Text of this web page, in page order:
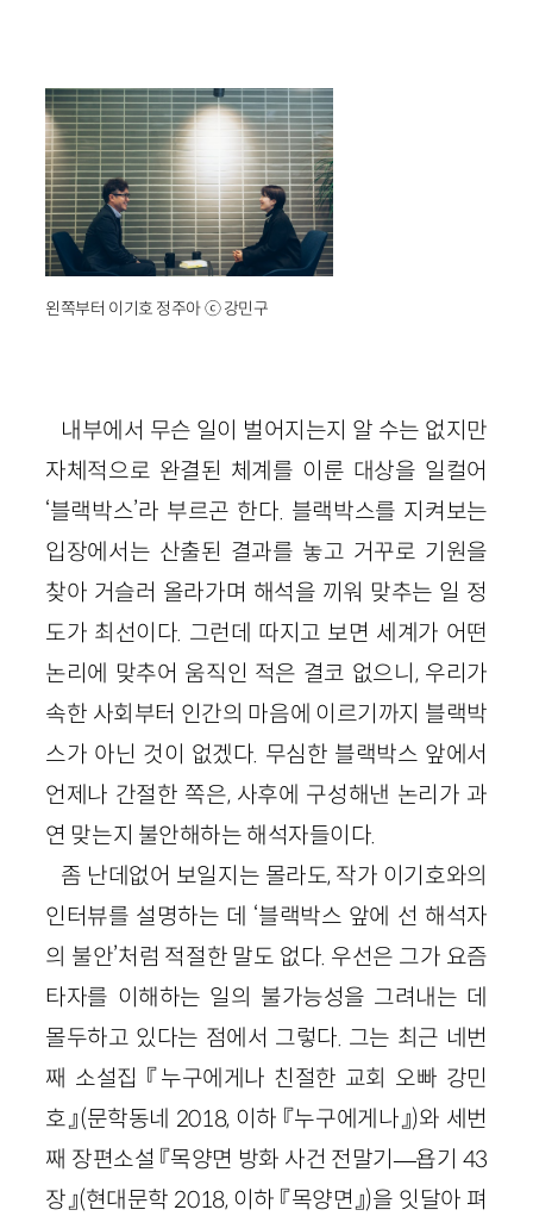
왼쪽부터 이기호 정주아 ⓒ 강민구
내부에서 무슨 일이 벌어지는지 알 수는 없지만
자체적으로 완결된 체계를 이룬 대상을 일컬어
‘블랙박스’라 부르곤 한다. 블랙박스를 지켜보는
입장에서는 산출된 결과를 놓고 거꾸로 기원을
찾아 거슬러 올라가며 해석을 끼워 맞추는 일 정
도가 최선이다. 그런데 따지고 보면 세계가 어떤
논리에 맞추어 움직인 적은 결코 없으니, 우리가
속한 사회부터 인간의 마음에 이르기까지 블랙박
스가 아닌 것이 없겠다. 무심한 블랙박스 앞에서
언제나 간절한 쪽은, 사후에 구성해낸 논리가 과
연 맞는지 불안해하는 해석자들이다.
좀 난데없어 보일지는 몰라도, 작가 이기호와의
인터뷰를 설명하는 데 ‘블랙박스 앞에 선 해석자
의 불안’처럼 적절한 말도 없다. 우선은 그가 요즘
타자를 이해하는 일의 불가능성을 그려내는 데
몰두하고 있다는 점에서 그렇다. 그는 최근 네번
째 소설집 『누구에게나 친절한 교회 오빠 강민
호』(문학동네 2018, 이하 『누구에게나』)와 세번
째 장편소설 『목양면 방화 사건 전말기—욥기 43
장』(현대문학 2018, 이하 『목양면』)을 잇달아 펴